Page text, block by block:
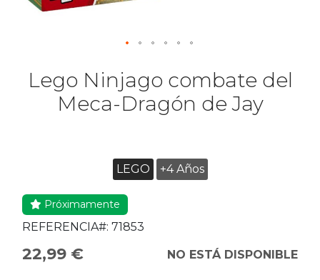
Lego Ninjago combate del
Meca-Dragón de Jay
LEGO +4 Años
Próximamente
REFERENCIA#: 71853
22,99 € NO ESTÁ DISPONIBLE